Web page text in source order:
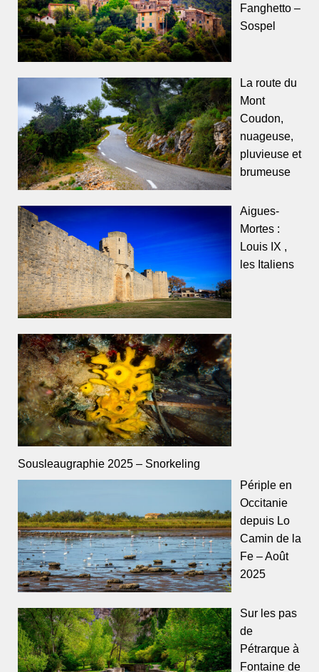
Fanghetto –
Sospel
La route du
Mont
Coudon,
nuageuse,
pluvieuse et
brumeuse
Aigues-
Mortes :
Louis IX ,
les Italiens
Sousleaugraphie 2025 – Snorkeling
Périple en
Occitanie
depuis Lo
Camin de la
Fe – Août
2025
Sur les pas
de
Pétrarque à
Fontaine de